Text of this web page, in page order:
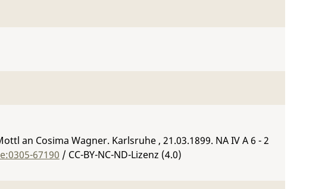
an Cosima Wagner. Karlsruhe , 21.03.1899. NA IV A 6 - 2
67190 / CC-BY-NC-ND-Lizenz (4.0)